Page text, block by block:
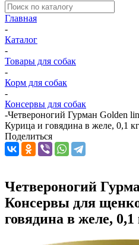
Главная
-
Каталог
-
Товары для собак
-
Корм для собак
-
Консервы для собак
-Четвероногий Гурман Golden
Курица и говядина в желе, 0,1 кг
Поделиться
Четвероногий
Консервы для
говядина в желе, 0,1